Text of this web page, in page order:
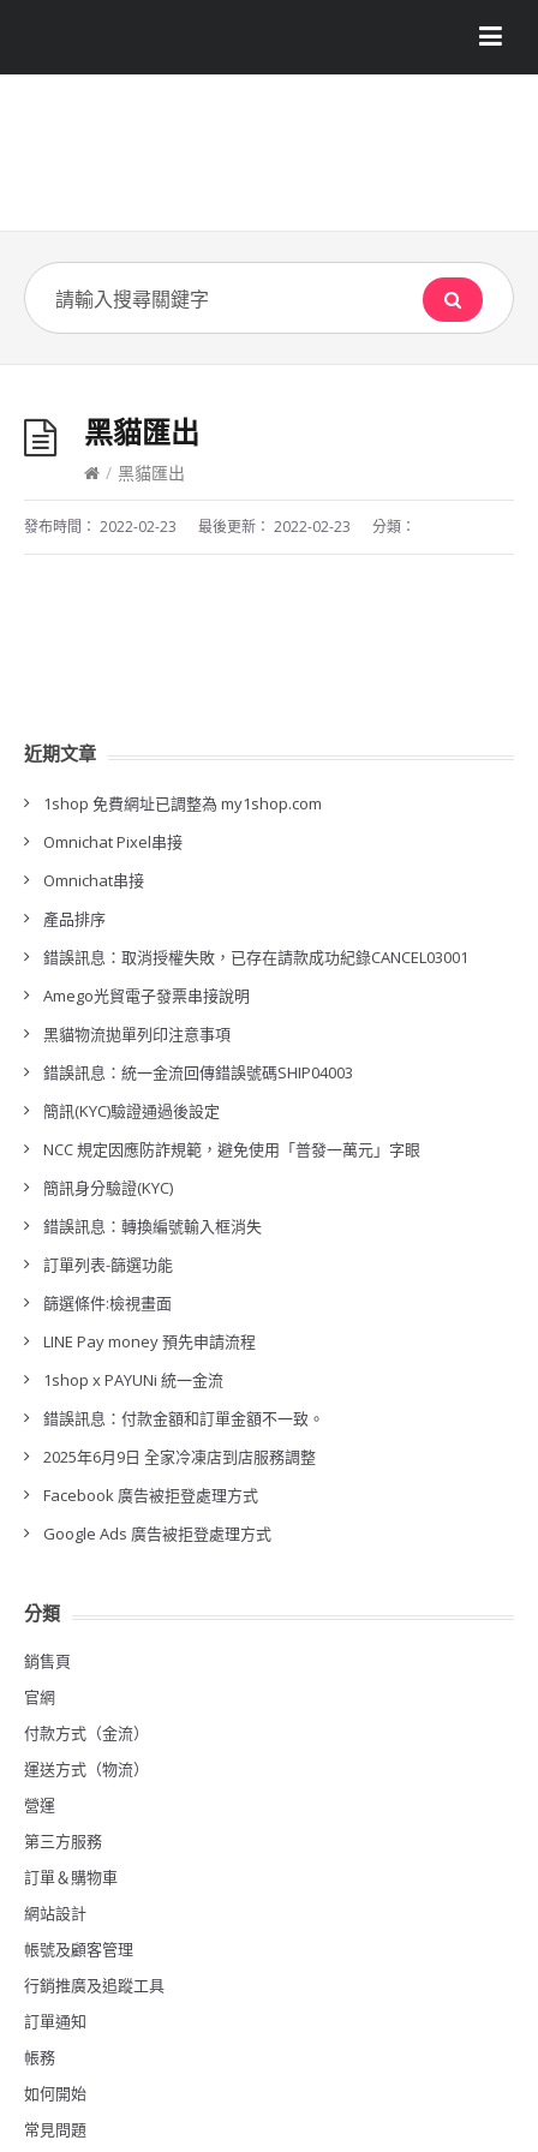
黑貓匯出
/ 黑貓匯出
發布時間： 2022-02-23 最後更新： 2022-02-23 分類：
近期文章
1shop 免費網址已調整為 my1shop.com
Omnichat Pixel串接
Omnichat串接
產品排序
錯誤訊息：取消授權失敗，已存在請款成功紀錄CANCEL03001
Amego光貿電子發票串接說明
黑貓物流拋單列印注意事項
錯誤訊息：統一金流回傳錯誤號碼SHIP04003
簡訊(KYC)驗證通過後設定
NCC 規定因應防詐規範，避免使用「普發一萬元」字眼
簡訊身分驗證(KYC)
錯誤訊息：轉換編號輸入框消失
訂單列表-篩選功能
篩選條件:檢視畫面
LINE Pay money 預先申請流程
1shop x PAYUNi 統一金流
錯誤訊息：付款金額和訂單金額不一致。
2025年6月9日 全家冷凍店到店服務調整
Facebook 廣告被拒登處理方式
Google Ads 廣告被拒登處理方式
分類
銷售頁
官網
付款方式（金流）
運送方式（物流）
營運
第三方服務
訂單＆購物車
網站設計
帳號及顧客管理
行銷推廣及追蹤工具
訂單通知
帳務
如何開始
常見問題